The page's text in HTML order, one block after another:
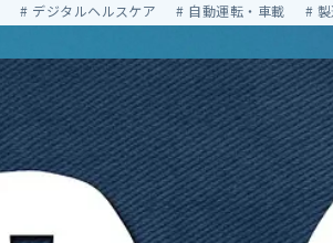
デジタルヘルスケア 自動運転・車載